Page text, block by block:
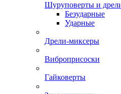
Шуруповерты и
Безударные
Ударные
Дрели-миксеры
Виброприсоски
Гайковерты